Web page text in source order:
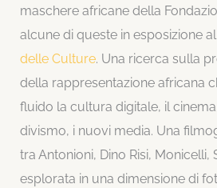
maschere africane della
alcune di queste in esposizione al
delle Culture. Una ricerca sulla
della rappresentazione africana
fluido la cultura digitale, il
divismo, i nuovi media. Una
tra Antonioni, Dino Risi, Monicelli,
esplorata in una dimensione di